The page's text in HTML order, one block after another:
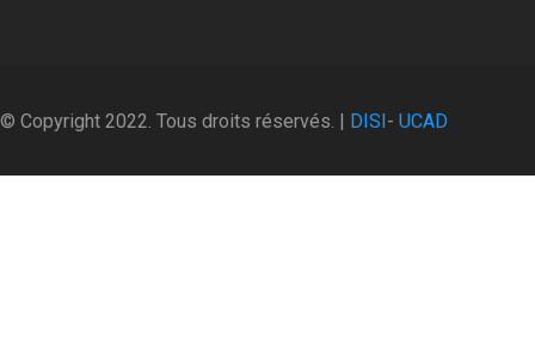
© Copyright 2022. Tous droits réservés. | DISI- UCAD